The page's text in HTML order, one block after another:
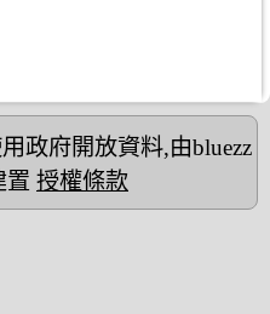
政府開放資料,由bluezz
置 授權條款